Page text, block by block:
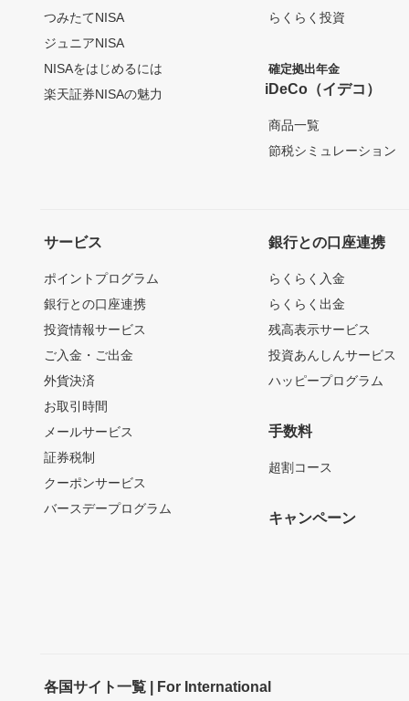
つみたてNISA
ジュニアNISA
NISAをはじめるには
楽天証券NISAの魅力
らくらく投資
確定拠出年金
iDeCo（イデコ）
商品一覧
節税シミュレーション
サービス
ポイントプログラム
銀行との口座連携
投資情報サービス
ご入金・ご出金
外貨決済
お取引時間
メールサービス
証券税制
クーポンサービス
バースデープログラム
銀行との口座連携
らくらく入金
らくらく出金
残高表示サービス
投資あんしんサービス
ハッピープログラム
手数料
超割コース
キャンペーン
各国サイト一覧 | For International